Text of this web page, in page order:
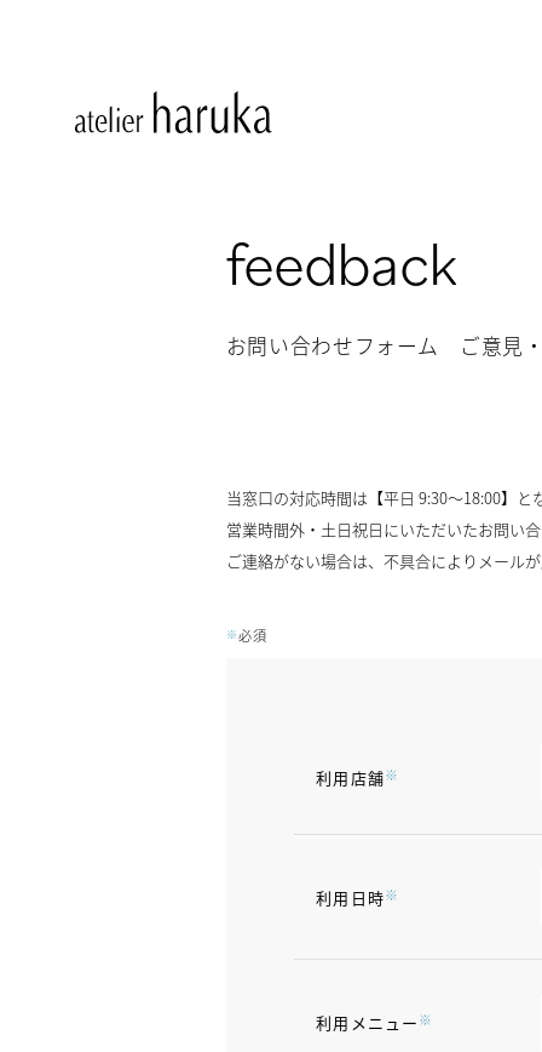
feedback
お問い合わせフォーム ご意見
当窓口の対応時間は【平日 9:30～18:00】と
営業時間外・土日祝日にいただいたお問い
ご連絡がない場合は、不具合によりメール
※必須
利用店舗※
利用日時※
利用メニュー※